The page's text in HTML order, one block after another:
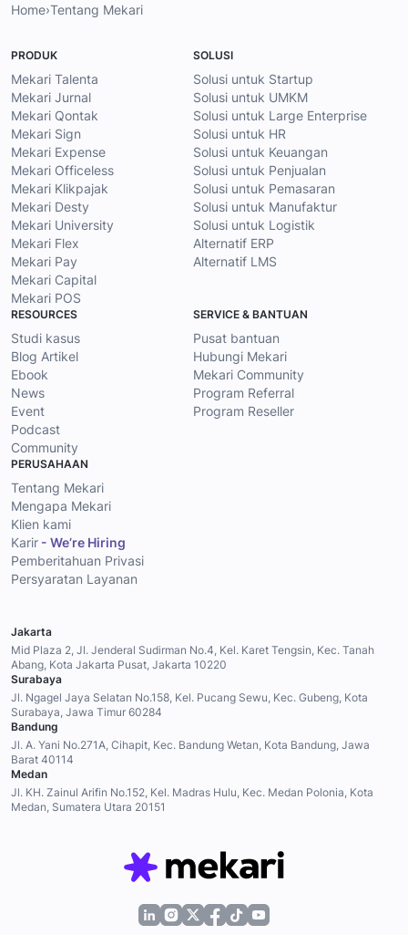
Home›Tentang Mekari
PRODUK
Mekari Talenta
Mekari Jurnal
Mekari Qontak
Mekari Sign
Mekari Expense
Mekari Officeless
Mekari Klikpajak
Mekari Desty
Mekari University
Mekari Flex
Mekari Pay
Mekari Capital
Mekari POS
SOLUSI
Solusi untuk Startup
Solusi untuk UMKM
Solusi untuk Large Enterprise
Solusi untuk HR
Solusi untuk Keuangan
Solusi untuk Penjualan
Solusi untuk Pemasaran
Solusi untuk Manufaktur
Solusi untuk Logistik
Alternatif ERP
Alternatif LMS
RESOURCES
Studi kasus
Blog Artikel
Ebook
News
Event
Podcast
Community
SERVICE & BANTUAN
Pusat bantuan
Hubungi Mekari
Mekari Community
Program Referral
Program Reseller
PERUSAHAAN
Tentang Mekari
Mengapa Mekari
Klien kami
Karir - We’re Hiring
Pemberitahuan Privasi
Persyaratan Layanan
Jakarta
Mid Plaza 2, Jl. Jenderal Sudirman No.4, Kel. Karet Tengsin, Kec. Tanah
Abang, Kota Jakarta Pusat, Jakarta 10220
Surabaya
Jl. Ngagel Jaya Selatan No.158, Kel. Pucang Sewu, Kec. Gubeng, Kota
Surabaya, Jawa Timur 60284
Bandung
Jl. A. Yani No.271A, Cihapit, Kec. Bandung Wetan, Kota Bandung, Jawa
Barat 40114
Medan
Jl. KH. Zainul Arifin No.152, Kel. Madras Hulu, Kec. Medan Polonia, Kota
Medan, Sumatera Utara 20151